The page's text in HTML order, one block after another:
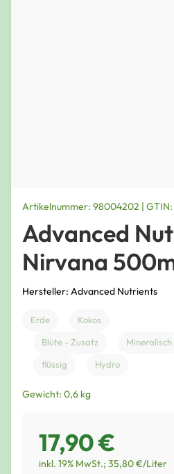
Artikelnummer: 98004202 |
Advanced
Nirvana
Hersteller: Advanced Nutrients
Erde
Kokos
Blüte - Zusatz
Mineralisch
flüssig
Hydro
Gewicht: 0,6 kg
17,90 €
inkl. 19% MwSt.; 35,80 €/Liter